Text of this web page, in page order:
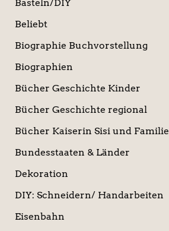
Basteln/DIY
Beliebt
Biographie Buchvorstellung
Biographien
Bücher Geschichte Kinder
Bücher Geschichte regional
Bücher Kaiserin Sisi und Familie
Bundesstaaten & Länder
Dekoration
DIY: Schneidern/ Handarbeiten
Eisenbahn